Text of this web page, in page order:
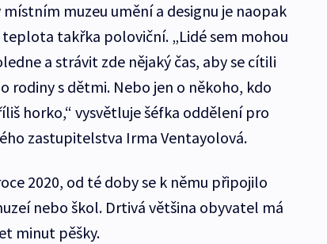
muzeu umění a designu je naopak
takřka poloviční. „Lidé sem mohou
a strávit zde nějaký čas, aby se cítili
rodiny s dětmi. Nebo jen o někoho, kdo
horko,“ vysvětluje šéfka oddělení pro
zastupitelstva Irma Ventayolová.
2020, od té doby se k němu připojilo
nebo škol. Drtivá většina obyvatel má
minut pěšky.